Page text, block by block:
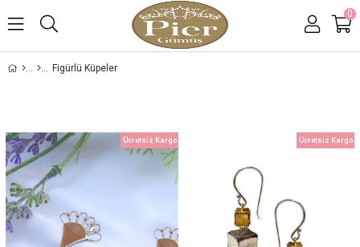
0
Figürlü Küpeler
Ücretsiz Kargo Ücretsiz Kargo